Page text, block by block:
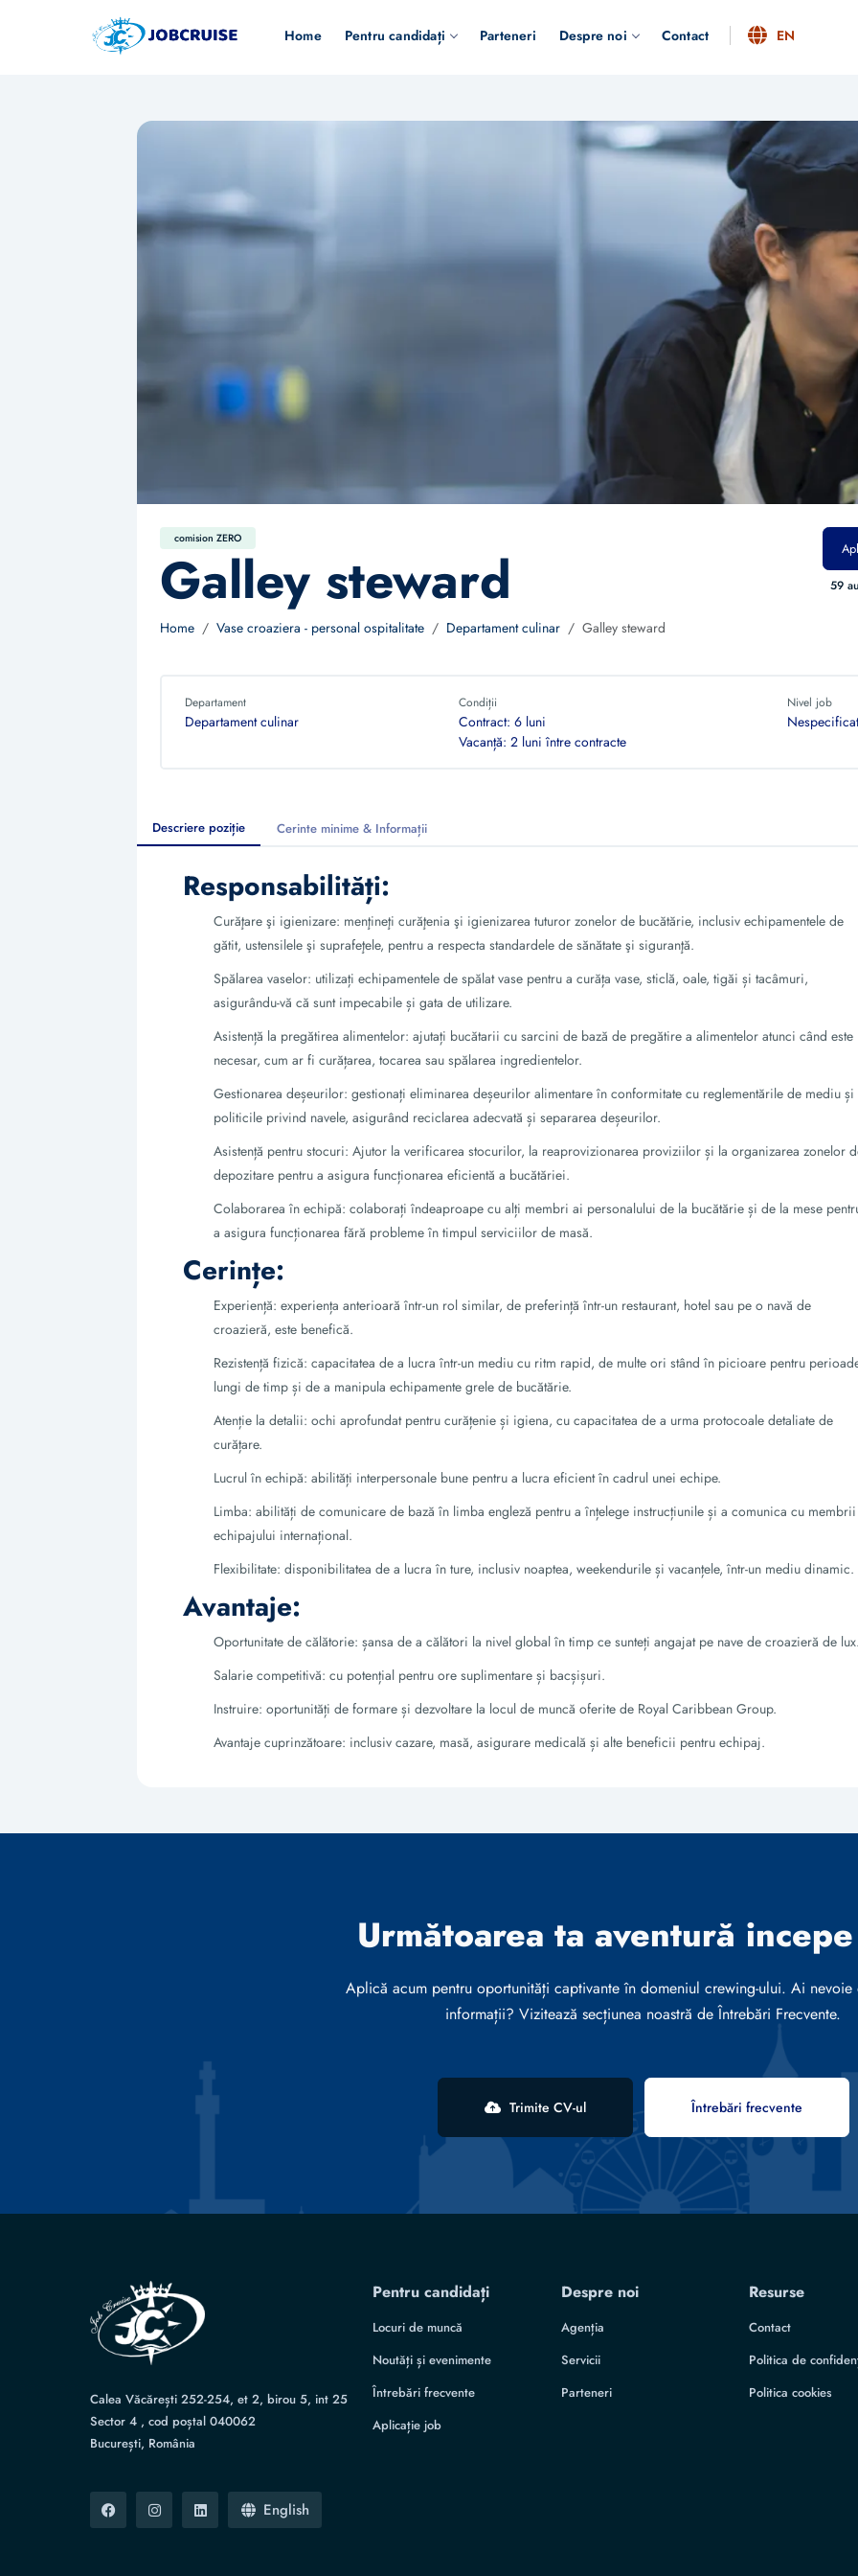
Home Pentru candidați Parteneri Despre noi Contact EN
comision ZERO
Galley steward
Home Vase croaziera - personal ospitalitate Departament culinar Galley steward
59
Departament
Departament culinar
Condiții
Contract: 6 luni
Vacanță: 2 luni între contracte
Nivel job
Nespecificat
Descriere poziție Cerinte minime & Informații
Responsabilități:
Curăţare şi igienizare: menţineţi curăţenia şi igienizarea tuturor zonelor de bucătărie, inclusiv echipamentele de
gătit, ustensilele şi suprafeţele, pentru a respecta standardele de sănătate şi siguranţă.
Spălarea vaselor: utilizați echipamentele de spălat vase pentru a curăța vase, sticlă, oale, tigăi și tacâmuri,
asigurându-vă că sunt impecabile și gata de utilizare.
Asistență la pregătirea alimentelor: ajutați bucătarii cu sarcini de bază de pregătire a alimentelor atunci când este
necesar, cum ar fi curățarea, tocarea sau spălarea ingredientelor.
Gestionarea deșeurilor: gestionați eliminarea deșeurilor alimentare în conformitate cu reglementările de mediu și
politicile privind navele, asigurând reciclarea adecvată și separarea deșeurilor.
Asistență pentru stocuri: Ajutor la verificarea stocurilor, la reaprovizionarea proviziilor și la organizarea zonelor
depozitare pentru a asigura funcționarea eficientă a bucătăriei.
Colaborarea în echipă: colaborați îndeaproape cu alți membri ai personalului de la bucătărie și de la mese
a asigura funcționarea fără probleme în timpul serviciilor de masă.
Cerințe:
Experiență: experiența anterioară într-un rol similar, de preferință într-un restaurant, hotel sau pe o navă de
croazieră, este benefică.
Rezistență fizică: capacitatea de a lucra într-un mediu cu ritm rapid, de multe ori stând în picioare pentru
lungi de timp și de a manipula echipamente grele de bucătărie.
Atenție la detalii: ochi aprofundat pentru curățenie și igiena, cu capacitatea de a urma protocoale detaliate de
curățare.
Lucrul în echipă: abilități interpersonale bune pentru a lucra eficient în cadrul unei echipe.
Limba: abilități de comunicare de bază în limba engleză pentru a înțelege instrucțiunile și a comunica cu membrii
echipajului internațional.
Flexibilitate: disponibilitatea de a lucra în ture, inclusiv noaptea, weekendurile și vacanțele, într-un mediu dinamic.
Avantaje:
Oportunitate de călătorie: șansa de a călători la nivel global în timp ce sunteți angajat pe nave de croazieră de
Salarie competitivă: cu potențial pentru ore suplimentare și bacșișuri.
Instruire: oportunități de formare și dezvoltare la locul de muncă oferite de Royal Caribbean Group.
Avantaje cuprinzătoare: inclusiv cazare, masă, asigurare medicală și alte beneficii pentru echipaj.
Următoarea ta aventură
Aplică acum pentru oportunități captivante în domeniul crewing-ului. Ai nevoie
informații? Vizitează secțiunea noastră de Întrebări Frecvente.
Trimite CV-ul Întrebări frecvente
Calea Văcărești 252-254, et 2, birou 5, int 25
Sector 4 , cod poștal 040062
București, România
English
Pentru candidați
Locuri de muncă
Noutăți și evenimente
Întrebări frecvente
Aplicație job
Despre noi
Agenția
Servicii
Parteneri
Resurse
Contact
Politica de
Politica cookies